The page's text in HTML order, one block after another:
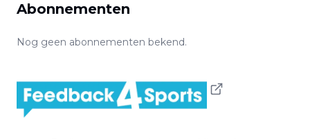
Abonnementen
Nog geen abonnementen bekend.